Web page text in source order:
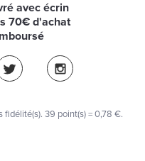
avec écrin
70€ d'achat
fidélité(s). 39 point(s) =0,78 €.